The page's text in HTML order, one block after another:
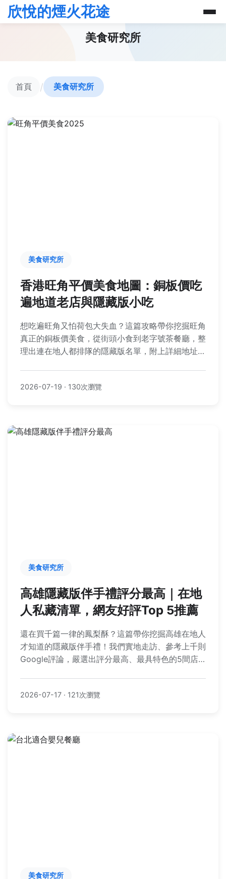
欣悅的煙火花途
美食研究所
首頁 / 美食研究所
美食研究所
香港旺角平價美食地圖：銅板價吃
遍地道老店與隱藏版小吃
想吃遍旺角又怕荷包大失血？這篇攻略帶你挖掘旺角
真正的銅板價美食，從街頭小食到老字號茶餐廳，整
理出連在地人都排隊的隱藏版名單，附上詳細地址、
2026-07-19 · 130次瀏覽
美食研究所
高雄隱藏版伴手禮評分最高｜在地
人私藏清單，網友好評Top 5推薦
還在買千篇一律的鳳梨酥？這篇帶你挖掘高雄在地人
才知道的隱藏版伴手禮！我們實地走訪、參考上千則
Google評論，嚴選出評分最高、最具特色的5間店
2026-07-17 · 121次瀏覽
美食研究所